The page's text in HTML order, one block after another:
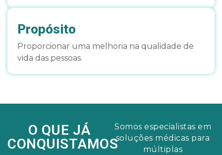
Propósito
Proporcionar uma melhoria na qualidade de
vida das pessoas.
O QUE JÁ
CONQUISTAMOS
Somos especialistas em
soluções médicas para
múltiplas